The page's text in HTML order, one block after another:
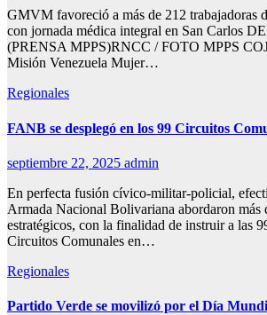
GMVM favoreció a más de 212 trabajadoras
con jornada médica integral en San Carlos
(PRENSA MPPS)RNCC / FOTO MPPS
Misión Venezuela Mujer…
Regionales
FANB se desplegó en los 99 Circuitos
septiembre 22, 2025 admin
En perfecta fusión cívico-militar-policial,
Armada Nacional Bolivariana abordaron más
estratégicos, con la finalidad de instruir a las
Circuitos Comunales en…
Regionales
Partido Verde se movilizó por el Día